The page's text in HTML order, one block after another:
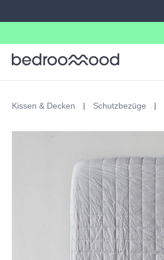
Kissen & Decken Schutzbezüge